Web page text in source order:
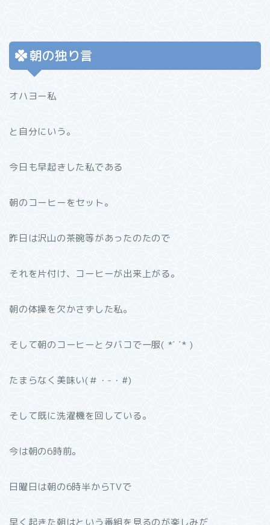
朝の独り言
オハヨー私
と自分にいう。
今日も早起きした私である
朝のコーヒーをセット。
昨日は沢山の茶碗等があったのたので
それを片付け、コーヒーが出来上がる。
朝の体操を欠かさずした私。
そして朝のコーヒーとタバコで一服( *˙ ˙* )
たまらなく美味い(＃・-・#)
そして既に洗濯機を回している。
今は朝の6時前。
日曜日は朝の6時半からTVで
早く起きた朝はという番組を見るのが楽しみだ